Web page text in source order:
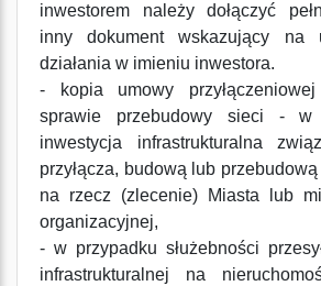
inwestorem należy dołączyć
inny dokument wskazujący na
działania w imieniu inwestora.
- kopia umowy
sprawie przebudowy sieci - w
inwestycja infrastrukturalna
przyłącza, budową lub
na rzecz (zlecenie) Miasta lub
organizacyjnej,
- w przypadku służebności
infrastrukturalnej na